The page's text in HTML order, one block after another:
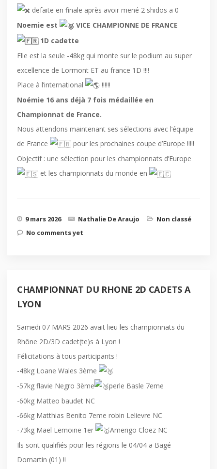
defaite en finale après avoir mené 2 shidos a 0
Noemie est
VICE CHAMPIONNE DE FRANCE
1D cadette
Elle est la seule -48kg qui monte sur le podium au super
excellence de Lormont ET au france 1D !!!!
Place à l’international
!!!!!!
Noémie 16 ans déjà 7 fois médaillée en
Championnat de France.
Nous attendons maintenant ses sélections avec l’équipe
de France
pour les prochaines coupe d’Europe !!!!!
Objectif : une sélection pour les championnats d’Europe
et les championnats du monde en
9 mars 2026 Nathalie De Araujo
Non classé
No comments yet
CHAMPIONNAT DU RHONE 2D CADETS A
LYON
Samedi 07 MARS 2026 avait lieu les championnats du
Rhône 2D/3D cadet(te)s à Lyon !
Félicitations à tous participants !
-48kg Loane Wales 3ème
-57kg flavie Negro 3ème
perle Basle 7eme
-60kg Matteo baudet NC
-66kg Matthias Benito 7eme robin Lelievre NC
-73kg Mael Lemoine 1er
Amerigo Cloez NC
Ils sont qualifiés pour les régions le 04/04 a Bagé
Domartin (01) !!